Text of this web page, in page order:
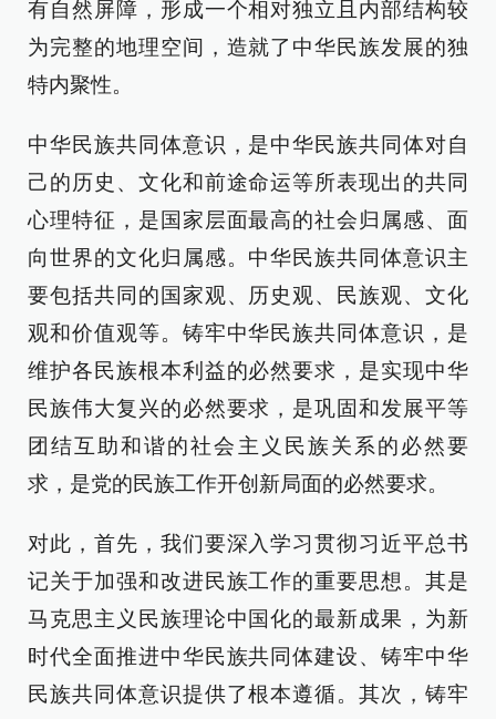
有自然屏障，形成一个相对独立且内部结构较
为完整的地理空间，造就了中华民族发展的独
特内聚性。
中华民族共同体意识，是中华民族共同体对自
己的历史、文化和前途命运等所表现出的共同
心理特征，是国家层面最高的社会归属感、面
向世界的文化归属感。中华民族共同体意识主
要包括共同的国家观、历史观、民族观、文化
观和价值观等。铸牢中华民族共同体意识，是
维护各民族根本利益的必然要求，是实现中华
民族伟大复兴的必然要求，是巩固和发展平等
团结互助和谐的社会主义民族关系的必然要
求，是党的民族工作开创新局面的必然要求。
对此，首先，我们要深入学习贯彻习近平总书
记关于加强和改进民族工作的重要思想。其是
马克思主义民族理论中国化的最新成果，为新
时代全面推进中华民族共同体建设、铸牢中华
民族共同体意识提供了根本遵循。其次，铸牢